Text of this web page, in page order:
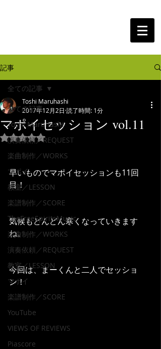
記事
全ての記事
Toshi Maruhashi
演奏依頼／REQUEST
楽曲制作／WORKS
マポイ
教室／LESSON
楽譜制作／SCORE
TheFreeSpiritsMusic
楽曲制作／WORKS
演奏依頼／REQUEST
教室／LESSON
マポイ
楽譜制作／SCORE
YouTube
VIEWS OF REVIEWS
Piascore
全ての記事
マポイセッション vol.11
Toshi Maruhashi
2017年12月2日 読了時間: 1分
5つ星のうちNaNと評価されています。
早いものでマポイセッションも11回
目！
気候もどんどん寒くなっていきます
ね。
今回は、まーくんと二人でセッショ
ン！